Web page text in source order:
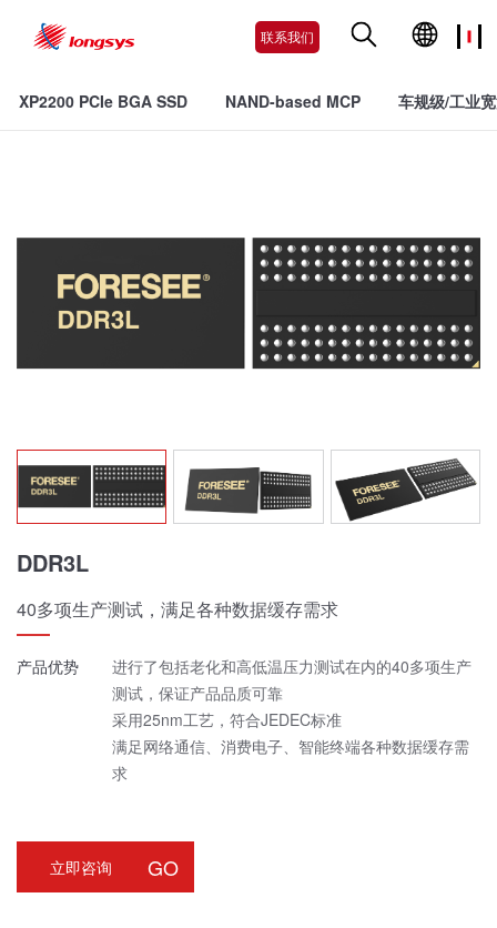
联系我们
XP2200 PCIe BGA SSD NAND-based MCP 车规级/工业
DDR3L
40多项生产测试，满足各种数据缓存需求
产品优势
进行了包括老化和高低温压力测试在内的40多项生产
测试，保证产品品质可靠
采用25nm工艺，符合JEDEC标准
满足网络通信、消费电子、智能终端各种数据缓存需
求
立即咨询 GO